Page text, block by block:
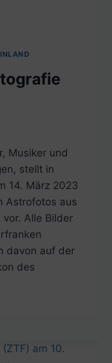
Musiker und
stellt in
14. März 2023
Astrofotos aus
Alle Bilder
davon auf der
des